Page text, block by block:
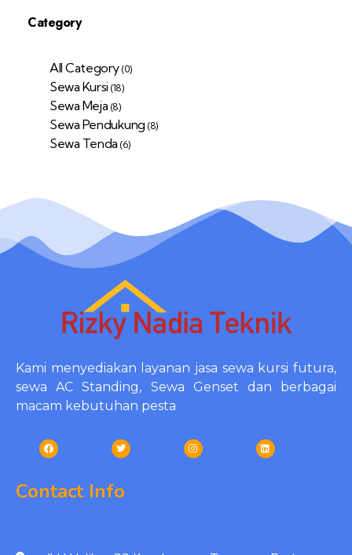
Category
All Category (0)
Sewa Kursi (18)
Sewa Meja (8)
Sewa Pendukung (8)
Sewa Tenda (6)
Kami menyediakan layanan jasa sewa kursi futura,
sewa AC Standing, Sewa Genset dan berbagai
macam kebutuhan pesta
Contact Info